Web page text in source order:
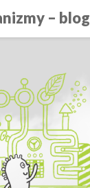
– blog